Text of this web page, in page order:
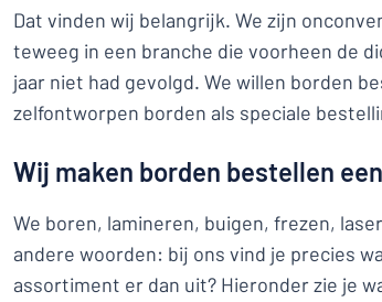
Dat vinden wij belangrijk. We zijn
teweeg in een branche die voorheen de
jaar niet had gevolgd. We willen borden
zelfontworpen borden als speciale
Wij maken borden bestellen
We boren, lamineren, buigen, frezen,
andere woorden: bij ons vind je precies
assortiment er dan uit? Hieronder zie je